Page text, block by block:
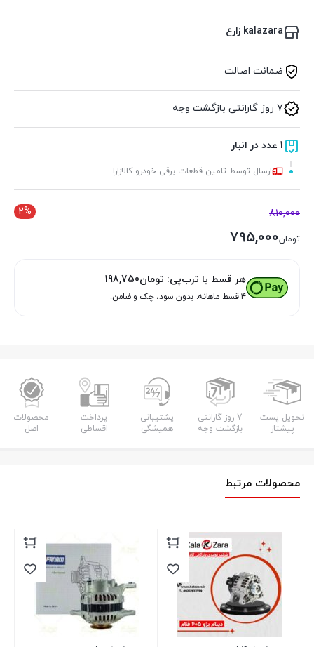
kalazara زارع
ضمانت اصالت
7 روز گارانتی بازگشت وجه
1 عدد در انبار
ارسال توسط تامین قطعات برقی خودرو کالازارا
2% 810,000
تومان795,000
هر قسط با ترب‌پی: تومان198,750
۴ قسط ماهانه. بدون سود، چک و ضامن.
تحویل پست
پیشتاز
7 روز گارانتی
بازگشت وجه
پشتیبانی
همیشگی
پرداخت
اقساطی
محصولات
اصل
محصولات مرتبط